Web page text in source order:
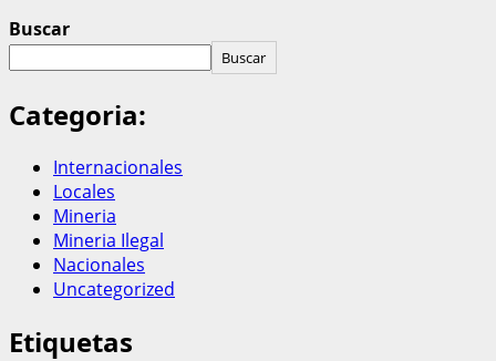
Buscar
Buscar
Categoria:
Internacionales
Locales
Mineria
Mineria Ilegal
Nacionales
Uncategorized
Etiquetas